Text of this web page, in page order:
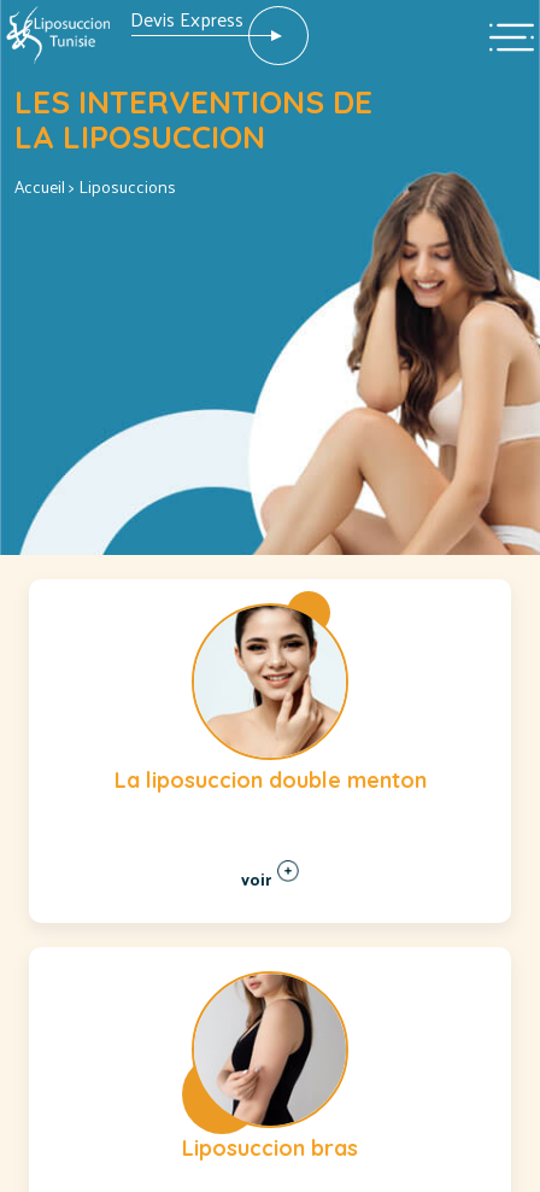
Devis Express
LES INTERVENTIONS DE
LA LIPOSUCCION
Accueil> Liposuccions
La liposuccion double menton
voir
Liposuccion bras